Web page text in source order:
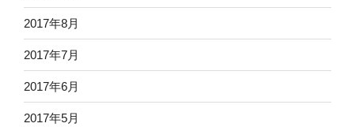
2017年8月
2017年7月
2017年6月
2017年5月